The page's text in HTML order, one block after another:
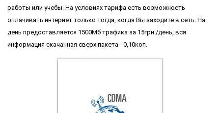
работы или учебы. На условиях тарифа есть возможность
оплачивать интернет только тогда, когда Вы заходите в сеть. На
день предоставляется 1500Мб трафика за 15грн./день, вся
информация скачанная сверх пакета - 0,10коп.